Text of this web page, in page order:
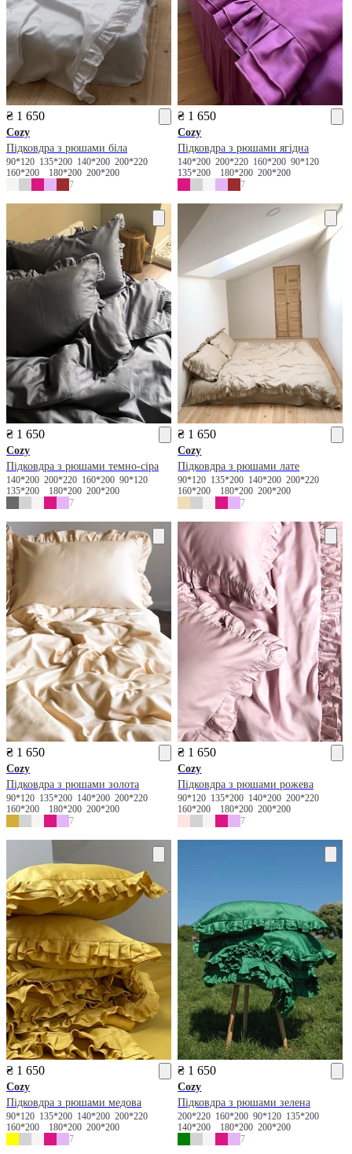
₴ 1 650
Cozy
Підковдра з рюшами біла
90*120 135*200 140*200 200*220
160*200
180*200 200*200
7
₴ 1 650
Cozy
Підковдра з рюшами ягідна
140*200200*220 160*20090*120
135*200
180*200200*200
7
₴ 1 650
Cozy
Підковдра з рюшами темно-сіра
140*200 200*220 160*200 90*120
135*200
180*200 200*200
7
₴ 1 650
Cozy
Підковдра з рюшами лате
90*120 135*200 140*200200*220
160*200
180*200200*200
7
₴ 1 650
Cozy
Підковдра з рюшами золота
90*120 135*200 140*200 200*220
160*200
180*200 200*200
7
₴ 1 650
Cozy
Підковдра з рюшами рожева
90*120 135*200 140*200200*220
160*200
180*200200*200
7
₴ 1 650
Cozy
Підковдра з рюшами медова
90*120 135*200 140*200 200*220
160*200
180*200 200*200
7
₴ 1 650
Cozy
Підковдра з рюшами зелена
200*220 160*20090*120 135*200
140*200
180*200200*200
7